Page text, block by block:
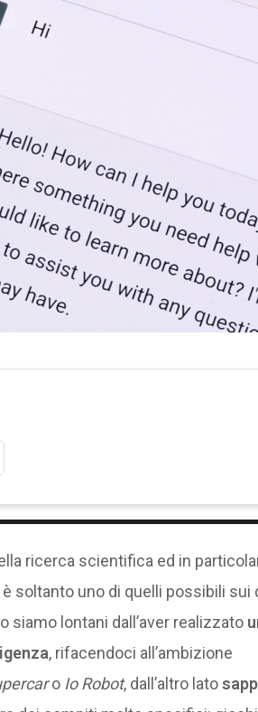
ricerca scientifica ed in
soltanto uno di quelli possibili sui
siamo lontani dall’aver realizzato
, rifacendoci all’ambizione
o Io Robot, dall’altro lato